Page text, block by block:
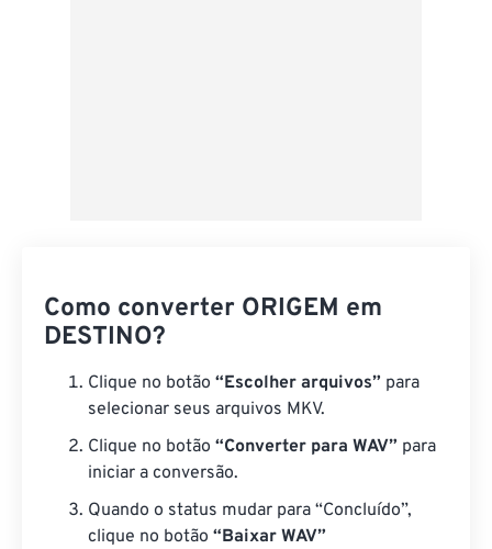
Como converter ORIGEM em
DESTINO?
Clique no botão “Escolher arquivos” para
selecionar seus arquivos MKV.
Clique no botão “Converter para WAV” para
iniciar a conversão.
Quando o status mudar para “Concluído”,
clique no botão “Baixar WAV”